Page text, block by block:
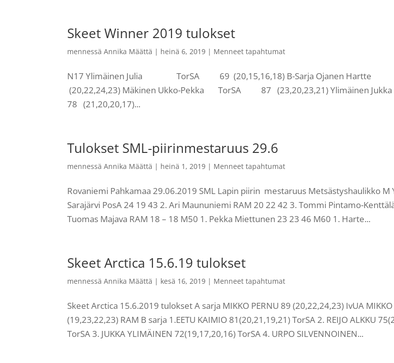
Skeet Winner 2019 tulokset
mennessäAnnika Määttä | heinä 6, 2019 | Menneet tapahtumat
N17 Ylimäinen Julia TorSA 69 (20,15,16,18) B-Sarja Ojanen
(20,22,24,23) Mäkinen Ukko-Pekka TorSA 87 (23,20,23,21)
78 (21,20,20,17)...
Tulokset SML-piirinmestaruus 29.6
mennessäAnnika Määttä | heinä 1, 2019 | Menneet tapahtumat
Rovaniemi Pahkamaa 29.06.2019 SML Lapin piirin mestaruus Metsästyshaulikko M
Sarajärvi PosA 24 19 43 2. Ari Maununiemi RAM 20 22 42 3. Tommi Pintamo-
Tuomas Majava RAM 18 – 18 M50 1. Pekka Miettunen 23 23 46 M60 1. Harte...
Skeet Arctica 15.6.19 tulokset
mennessäAnnika Määttä | kesä 16, 2019 | Menneet tapahtumat
Skeet Arctica 15.6.2019 tulokset A sarja MIKKO PERNU 89 (20,22,24,23) IvUA
(19,23,22,23) RAM B sarja 1.EETU KAIMIO 81(20,21,19,21) TorSA 2. REIJO ALKKU
TorSA 3. JUKKA YLIMÄINEN 72(19,17,20,16) TorSA 4. URPO SILVENNOINEN...